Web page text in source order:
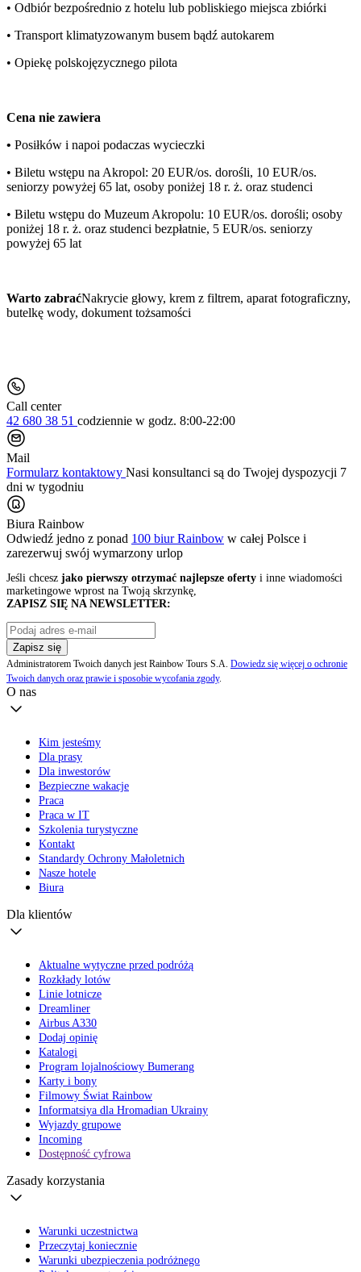
• Odbiór bezpośrednio z hotelu lub pobliskiego miejsca zbiórki
• Transport klimatyzowanym busem bądź autokarem
• Opiekę polskojęzycznego pilota
Cena nie zawiera
• Posiłków i napoi podaczas wycieczki
• Biletu wstępu na Akropol: 20 EUR/os. dorośli, 10 EUR/os.
seniorzy powyżej 65 lat, osoby poniżej 18 r. ż. oraz studenci
• Biletu wstępu do Muzeum Akropolu: 10 EUR/os. dorośli; osoby
poniżej 18 r. ż. oraz studenci bezpłatnie, 5 EUR/os. seniorzy
powyżej 65 lat
Warto zabraćNakrycie głowy, krem z filtrem, aparat fotograficzny,
butelkę wody, dokument tożsamości
Call center
42 680 38 51 codziennie w godz. 8:00-22:00
Mail
Formularz kontaktowy Nasi konsultanci są do Twojej dyspozycji 7
dni w tygodniu
Biura Rainbow
Odwiedź jedno z ponad 100 biur Rainbow w całej Polsce i
zarezerwuj swój wymarzony urlop
Jeśli chcesz jako pierwszy otrzymać najlepsze oferty i inne wiadomości
marketingowe wprost na Twoją skrzynkę,
ZAPISZ SIĘ NA NEWSLETTER:
Zapisz się
Administratorem Twoich danych jest Rainbow Tours S.A. Dowiedz się więcej o ochronie
Twoich danych oraz prawie i sposobie wycofania zgody.
O nas
Kim jesteśmy
Dla prasy
Dla inwestorów
Bezpieczne wakacje
Praca
Praca w IT
Szkolenia turystyczne
Kontakt
Standardy Ochrony Małoletnich
Nasze hotele
Biura
Dla klientów
Aktualne wytyczne przed podróżą
Rozkłady lotów
Linie lotnicze
Dreamliner
Airbus A330
Dodaj opinię
Katalogi
Program lojalnościowy Bumerang
Karty i bony
Filmowy Świat Rainbow
Informatsiya dla Hromadian Ukrainy
Wyjazdy grupowe
Incoming
Dostępność cyfrowa
Zasady korzystania
Warunki uczestnictwa
Przeczytaj koniecznie
Warunki ubezpieczenia podróżnego